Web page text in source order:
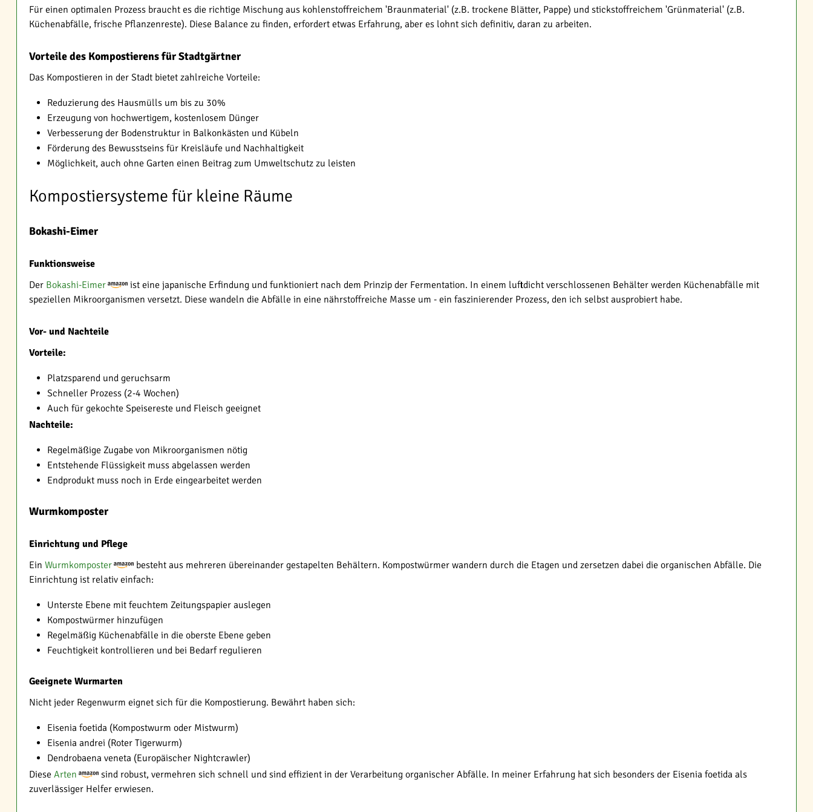
Für einen optimalen Prozess braucht es die richtige Mischung aus kohlenstoffreichem 'Braunmaterial' (z.B. trockene Blätter, Pappe) und stickstoffreichem 'Grünmaterial' (z.B.
Küchenabfälle, frische Pflanzenreste). Diese Balance zu finden, erfordert etwas Erfahrung, aber es lohnt sich definitiv, daran zu arbeiten.
Vorteile des Kompostierens für Stadtgärtner
Das Kompostieren in der Stadt bietet zahlreiche Vorteile:
Reduzierung des Hausmülls um bis zu 30%
Erzeugung von hochwertigem, kostenlosem Dünger
Verbesserung der Bodenstruktur in Balkonkästen und Kübeln
Förderung des Bewusstseins für Kreisläufe und Nachhaltigkeit
Möglichkeit, auch ohne Garten einen Beitrag zum Umweltschutz zu leisten
Kompostiersysteme für kleine Räume
Bokashi-Eimer
Funktionsweise
Der Bokashi-Eimer
ist eine japanische Erfindung und funktioniert nach dem Prinzip der Fermentation. In einem luftdicht verschlossenen Behälter werden Küchenabfälle mit
speziellen Mikroorganismen versetzt. Diese wandeln die Abfälle in eine nährstoffreiche Masse um - ein faszinierender Prozess, den ich selbst ausprobiert habe.
Vor- und Nachteile
Vorteile:
Platzsparend und geruchsarm
Schneller Prozess (2-4 Wochen)
Auch für gekochte Speisereste und Fleisch geeignet
Nachteile:
Regelmäßige Zugabe von Mikroorganismen nötig
Entstehende Flüssigkeit muss abgelassen werden
Endprodukt muss noch in Erde eingearbeitet werden
Wurmkomposter
Einrichtung und Pflege
Ein Wurmkomposter
besteht aus mehreren übereinander gestapelten Behältern. Kompostwürmer wandern durch die Etagen und zersetzen dabei die organischen Abfälle. Die
Einrichtung ist relativ einfach:
Unterste Ebene mit feuchtem Zeitungspapier auslegen
Kompostwürmer hinzufügen
Regelmäßig Küchenabfälle in die oberste Ebene geben
Feuchtigkeit kontrollieren und bei Bedarf regulieren
Geeignete Wurmarten
Nicht jeder Regenwurm eignet sich für die Kompostierung. Bewährt haben sich:
Eisenia foetida (Kompostwurm oder Mistwurm)
Eisenia andrei (Roter Tigerwurm)
Dendrobaena veneta (Europäischer Nightcrawler)
Diese Arten
sind robust, vermehren sich schnell und sind effizient in der Verarbeitung organischer Abfälle. In meiner Erfahrung hat sich besonders der Eisenia foetida als
zuverlässiger Helfer erwiesen.